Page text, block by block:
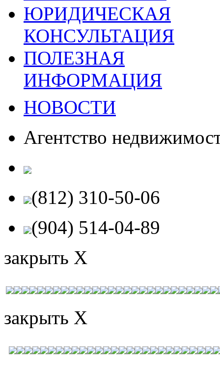
ЮРИДИЧЕСКАЯ
КОНСУЛЬТАЦИЯ
ПОЛЕЗНАЯ
ИНФОРМАЦИЯ
НОВОСТИ
Агентство
(812) 310-50-06
(904) 514-04-89
закрыть X
закрыть X